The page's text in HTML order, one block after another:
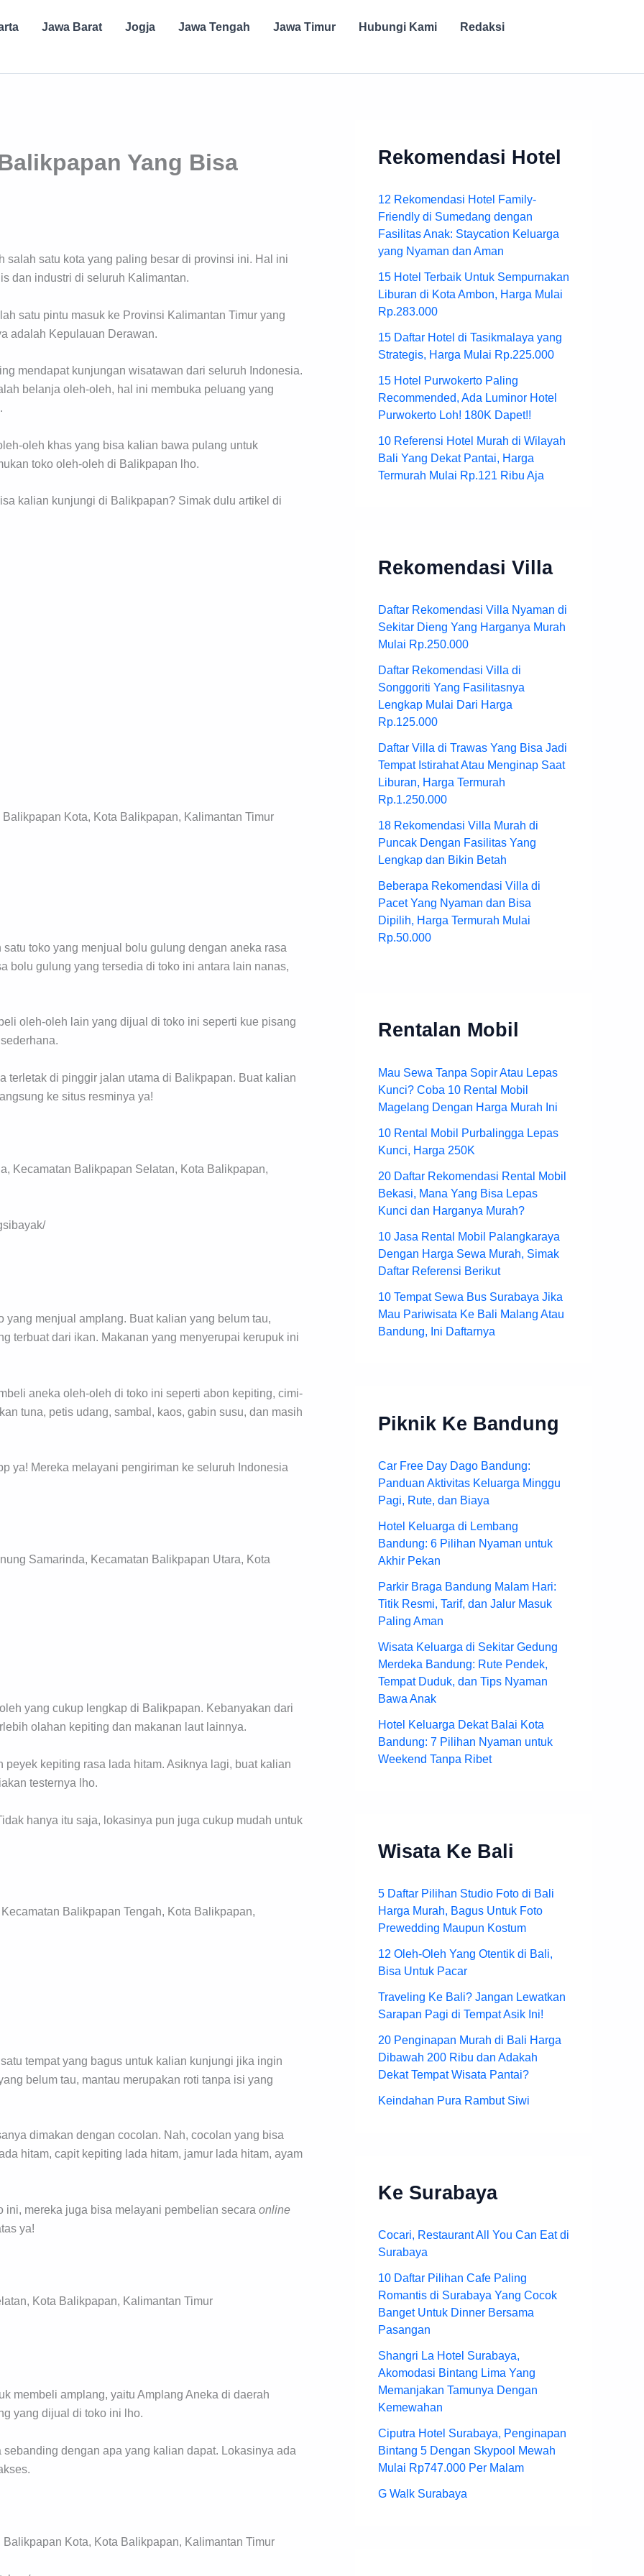
Jawa Barat Jogja Jawa Tengah Jawa Timur Hubungi Kami Redaksi
Yang Bisa
salah satu kota yang paling besar di provinsi ini. Hal ini
dan industri di seluruh Kalimantan.
satu pintu masuk ke Provinsi Kalimantan Timur yang
adalah Kepulauan Derawan.
mendapat kunjungan wisatawan dari seluruh Indonesia.
belanja oleh-oleh, hal ini membuka peluang yang
oleh khas yang bisa kalian bawa pulang untuk
toko oleh-oleh di Balikpapan lho.
kalian kunjungi di Balikpapan? Simak dulu artikel di
Kota, Kota Balikpapan, Kalimantan Timur
toko yang menjual bolu gulung dengan aneka rasa
bolu gulung yang tersedia di toko ini antara lain nanas,
oleh-oleh lain yang dijual di toko ini seperti kue pisang
terletak di pinggir jalan utama di Balikpapan. Buat kalian
ke situs resminya ya!
Kecamatan Balikpapan Selatan, Kota Balikpapan,
menjual amplang. Buat kalian yang belum tau,
terbuat dari ikan. Makanan yang menyerupai kerupuk ini
aneka oleh-oleh di toko ini seperti abon kepiting, cimi-
tuna, petis udang, sambal, kaos, gabin susu, dan masih
ya! Mereka melayani pengiriman ke seluruh Indonesia
Samarinda, Kecamatan Balikpapan Utara, Kota
yang cukup lengkap di Balikpapan. Kebanyakan dari
olahan kepiting dan makanan laut lainnya.
kepiting rasa lada hitam. Asiknya lagi, buat kalian
testernya lho.
hanya itu saja, lokasinya pun juga cukup mudah untuk
Balikpapan Tengah, Kota Balikpapan,
tempat yang bagus untuk kalian kunjungi jika ingin
belum tau, mantau merupakan roti tanpa isi yang
dimakan dengan cocolan. Nah, cocolan yang bisa
hitam, capit kepiting lada hitam, jamur lada hitam, ayam
mereka juga bisa melayani pembelian secara online
ya!
Kota Balikpapan, Kalimantan Timur
membeli amplang, yaitu Amplang Aneka di daerah
yang dijual di toko ini lho.
dengan apa yang kalian dapat. Lokasinya ada
Kota, Kota Balikpapan, Kalimantan Timur
Rekomendasi Hotel
12 Rekomendasi Hotel Family-
Friendly di Sumedang dengan
Fasilitas Anak: Staycation Keluarga
yang Nyaman dan Aman
15 Hotel Terbaik Untuk Sempurnakan
Liburan di Kota Ambon, Harga Mulai
Rp.283.000
15 Daftar Hotel di Tasikmalaya yang
Strategis, Harga Mulai Rp.225.000
15 Hotel Purwokerto Paling
Recommended, Ada Luminor Hotel
Purwokerto Loh! 180K Dapet!!
10 Referensi Hotel Murah di Wilayah
Bali Yang Dekat Pantai, Harga
Termurah Mulai Rp.121 Ribu Aja
Rekomendasi Villa
Daftar Rekomendasi Villa Nyaman di
Sekitar Dieng Yang Harganya Murah
Mulai Rp.250.000
Daftar Rekomendasi Villa di
Songgoriti Yang Fasilitasnya
Lengkap Mulai Dari Harga
Rp.125.000
Daftar Villa di Trawas Yang Bisa Jadi
Tempat Istirahat Atau Menginap Saat
Liburan, Harga Termurah
Rp.1.250.000
18 Rekomendasi Villa Murah di
Puncak Dengan Fasilitas Yang
Lengkap dan Bikin Betah
Beberapa Rekomendasi Villa di
Pacet Yang Nyaman dan Bisa
Dipilih, Harga Termurah Mulai
Rp.50.000
Rentalan Mobil
Mau Sewa Tanpa Sopir Atau Lepas
Kunci? Coba 10 Rental Mobil
Magelang Dengan Harga Murah Ini
10 Rental Mobil Purbalingga Lepas
Kunci, Harga 250K
20 Daftar Rekomendasi Rental Mobil
Bekasi, Mana Yang Bisa Lepas
Kunci dan Harganya Murah?
10 Jasa Rental Mobil Palangkaraya
Dengan Harga Sewa Murah, Simak
Daftar Referensi Berikut
10 Tempat Sewa Bus Surabaya Jika
Mau Pariwisata Ke Bali Malang Atau
Bandung, Ini Daftarnya
Piknik Ke Bandung
Car Free Day Dago Bandung:
Panduan Aktivitas Keluarga Minggu
Pagi, Rute, dan Biaya
Hotel Keluarga di Lembang
Bandung: 6 Pilihan Nyaman untuk
Akhir Pekan
Parkir Braga Bandung Malam Hari:
Titik Resmi, Tarif, dan Jalur Masuk
Paling Aman
Wisata Keluarga di Sekitar Gedung
Merdeka Bandung: Rute Pendek,
Tempat Duduk, dan Tips Nyaman
Bawa Anak
Hotel Keluarga Dekat Balai Kota
Bandung: 7 Pilihan Nyaman untuk
Weekend Tanpa Ribet
Wisata Ke Bali
5 Daftar Pilihan Studio Foto di Bali
Harga Murah, Bagus Untuk Foto
Prewedding Maupun Kostum
12 Oleh-Oleh Yang Otentik di Bali,
Bisa Untuk Pacar
Traveling Ke Bali? Jangan Lewatkan
Sarapan Pagi di Tempat Asik Ini!
20 Penginapan Murah di Bali Harga
Dibawah 200 Ribu dan Adakah
Dekat Tempat Wisata Pantai?
Keindahan Pura Rambut Siwi
Ke Surabaya
Cocari, Restaurant All You Can Eat di
Surabaya
10 Daftar Pilihan Cafe Paling
Romantis di Surabaya Yang Cocok
Banget Untuk Dinner Bersama
Pasangan
Shangri La Hotel Surabaya,
Akomodasi Bintang Lima Yang
Memanjakan Tamunya Dengan
Kemewahan
Ciputra Hotel Surabaya, Penginapan
Bintang 5 Dengan Skypool Mewah
Mulai Rp747.000 Per Malam
G Walk Surabaya